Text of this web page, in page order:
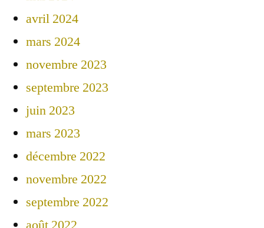
avril 2024
mars 2024
novembre 2023
septembre 2023
juin 2023
mars 2023
décembre 2022
novembre 2022
septembre 2022